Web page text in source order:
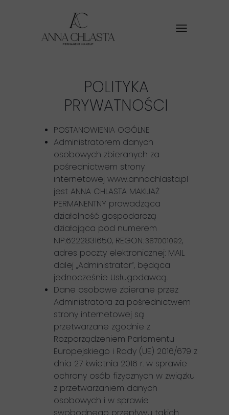
POLITYKA
PRYWATNOŚCI
POSTANOWIENIA OGÓLNE
Administratorem danych
osobowych zbieranych za
pośrednictwem strony
internetowej www.annachlasta.pl
jest ANNA CHLASTA MAKIJAŻ
PERMANENTNY prowadząca
działalność gospodarczą
działająca pod numerem
NIP:6222831650, REGON:387001092,
adres poczty elektronicznej: MAIL
dalej „Administrator”, będąca
jednocześnie Usługodawcą.
Dane osobowe zbierane przez
Administratora za pośrednictwem
strony internetowej są
przetwarzane zgodnie z
Rozporządzeniem Parlamentu
Europejskiego i Rady (UE) 2016/679 z
dnia 27 kwietnia 2016 r. w sprawie
ochrony osób fizycznych w związku
z przetwarzaniem danych
osobowych i w sprawie